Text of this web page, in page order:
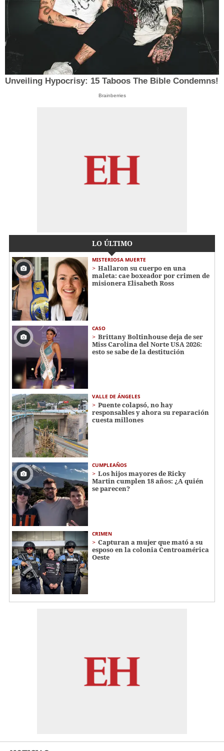
Unveiling Hypocrisy: 15 Taboos The Bible Condemns!
Brainberries
LO ÚLTIMO
MISTERIOSA MUERTE
Hallaron su cuerpo en una
maleta: cae boxeador por crimen de
misionera Elisabeth Ross
CASO
Brittany Boltinhouse deja de ser
Miss Carolina del Norte USA 2026:
esto se sabe de la destitución
VALLE DE ÁNGELES
Puente colapsó, no hay
responsables y ahora su reparación
cuesta millones
CUMPLEAÑOS
Los hijos mayores de Ricky
Martin cumplen 18 años: ¿A quién
se parecen?
CRIMEN
Capturan a mujer que mató a su
esposo en la colonia Centroamérica
Oeste